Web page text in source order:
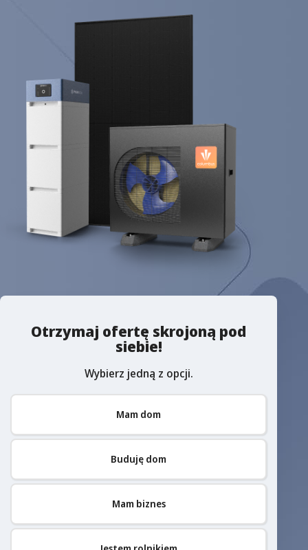
Otrzymaj ofertę skrojoną pod
siebie!
Wybierz jedną z opcji.
Mam dom
Buduję dom
Mam biznes